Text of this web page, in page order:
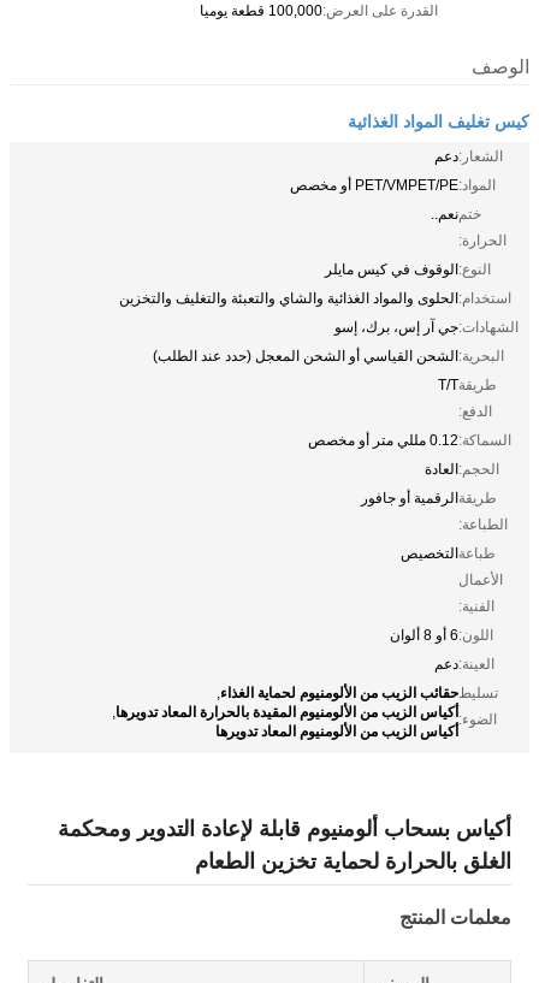
القدرة على العرض:100,000 قطعة يوميا
الوصف
كيس تغليف المواد الغذائية
الشعار:دعم
المواد:PET/VMPET/PE أو مخصص
ختم
الحرارة:
نعم..
النوع:الوقوف في كيس مايلر
استخدام:الحلوى والمواد الغذائية والشاي والتعبئة والتغليف والتخزين
الشهادات:جي آر إس، برك، إسو
البحرية:الشحن القياسي أو الشحن المعجل (حدد عند الطلب)
طريقة
الدفع:
T/T
السماكة:0.12 مللي متر أو مخصص
الحجم:العادة
طريقة
الطباعة:
الرقمية أو جافور
طباعة
الأعمال
الفنية:
التخصيص
اللون:6 أو 8 ألوان
العينة:دعم
تسليط
الضوء:
حقائب الزيب من الألومنيوم لحماية الغذاء,
أكياس الزيب من الألومنيوم المقيدة بالحرارة المعاد تدويرها,
أكياس الزيب من الألومنيوم المعاد تدويرها
أكياس بسحاب ألومنيوم قابلة لإعادة التدوير ومحكمة
الغلق بالحرارة لحماية تخزين الطعام
معلمات المنتج